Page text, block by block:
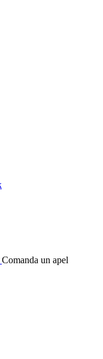
Comanda un apel